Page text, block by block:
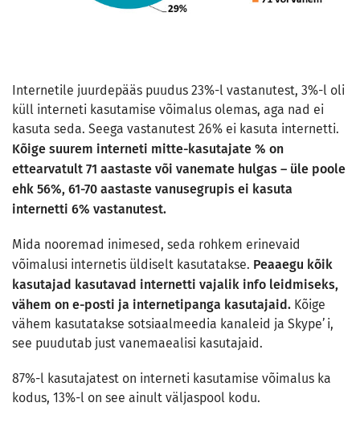
Internetile juurdepääs puudus 23%-l vastanutest, 3%-l oli
küll interneti kasutamise võimalus olemas, aga nad ei
kasuta seda. Seega vastanutest 26% ei kasuta internetti.
Kõige suurem interneti mitte-kasutajate % on
ettearvatult 71 aastaste või vanemate hulgas – üle poole
ehk 56%, 61-70 aastaste vanusegrupis ei kasuta
internetti 6% vastanutest.
Mida nooremad inimesed, seda rohkem erinevaid
võimalusi internetis üldiselt kasutatakse. Peaaegu kõik
kasutajad kasutavad internetti vajalik info leidmiseks,
vähem on e-posti ja internetipanga kasutajaid. Kõige
vähem kasutatakse sotsiaalmeedia kanaleid ja Skype’i,
see puudutab just vanemaealisi kasutajaid.
87%-l kasutajatest on interneti kasutamise võimalus ka
kodus, 13%-l on see ainult väljaspool kodu.